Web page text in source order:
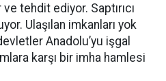
tehdit ediyor. Saptırıcı
Ulaşılan imkanları yok
Anadolu’yu işgal
karşı bir imha hamlesi